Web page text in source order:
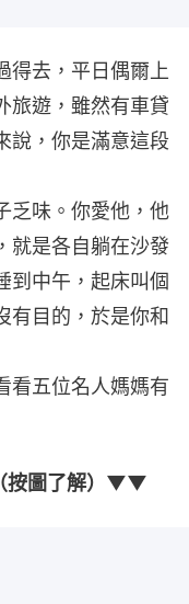
得去，平日偶爾上
旅遊，雖然有車貸
說，你是滿意這段
乏味。你愛他，他
就是各自躺在沙發
到中午，起床叫個
有目的，於是你和
看五位名人媽媽有
按圖了解）▼▼